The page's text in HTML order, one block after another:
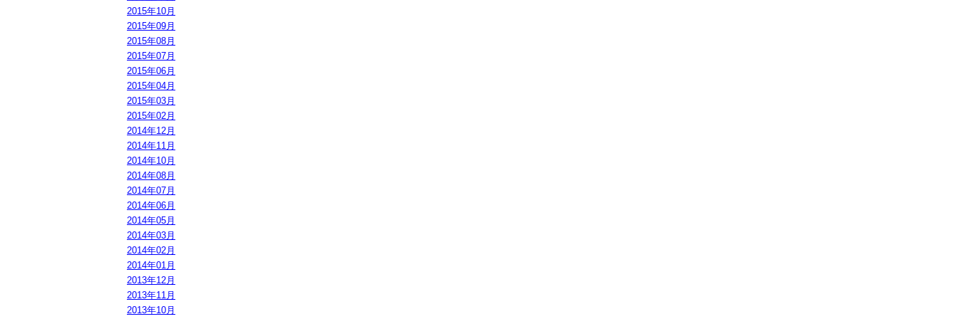
2015年10月
2015年09月
2015年08月
2015年07月
2015年06月
2015年04月
2015年03月
2015年02月
2014年12月
2014年11月
2014年10月
2014年08月
2014年07月
2014年06月
2014年05月
2014年03月
2014年02月
2014年01月
2013年12月
2013年11月
2013年10月